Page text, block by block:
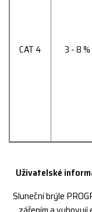
CAT 4 3 - 8 %
Uživatelské
Sluneční brýle